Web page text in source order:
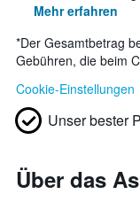
Mehr erfahren
*Der Gesamtbetrag
Gebühren, die beim
Cookie-Einstellungen
Unser bester
Über das